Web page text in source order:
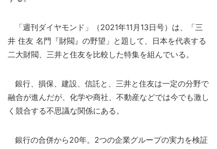
「週刊ダイヤモンド」（2021年11月13日号）は、「三
井 住友 名門『財閥』の野望」と題して、日本を代表する
二大財閥、三井と住友を比較した特集を組んでいる。
銀行、損保、建設、信託と、三井と住友は一定の分野で
融合が進んだが、化学や商社、不動産などでは今でも激し
く競合する不思議な関係にある。
銀行の合併から20年。2つの企業グループの実力を検証